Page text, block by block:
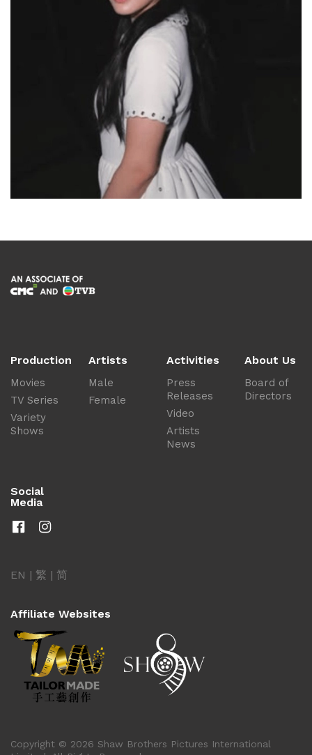
Production
Movies
TV Series
Variety
Shows
Artists
Male
Female
Activities
Press
Releases
Video
Artists
News
About Us
Board of
Directors
Social
Media
EN | 繁 | 简
Affiliate Websites
Copyright © 2026 Shaw Brothers Pictures International